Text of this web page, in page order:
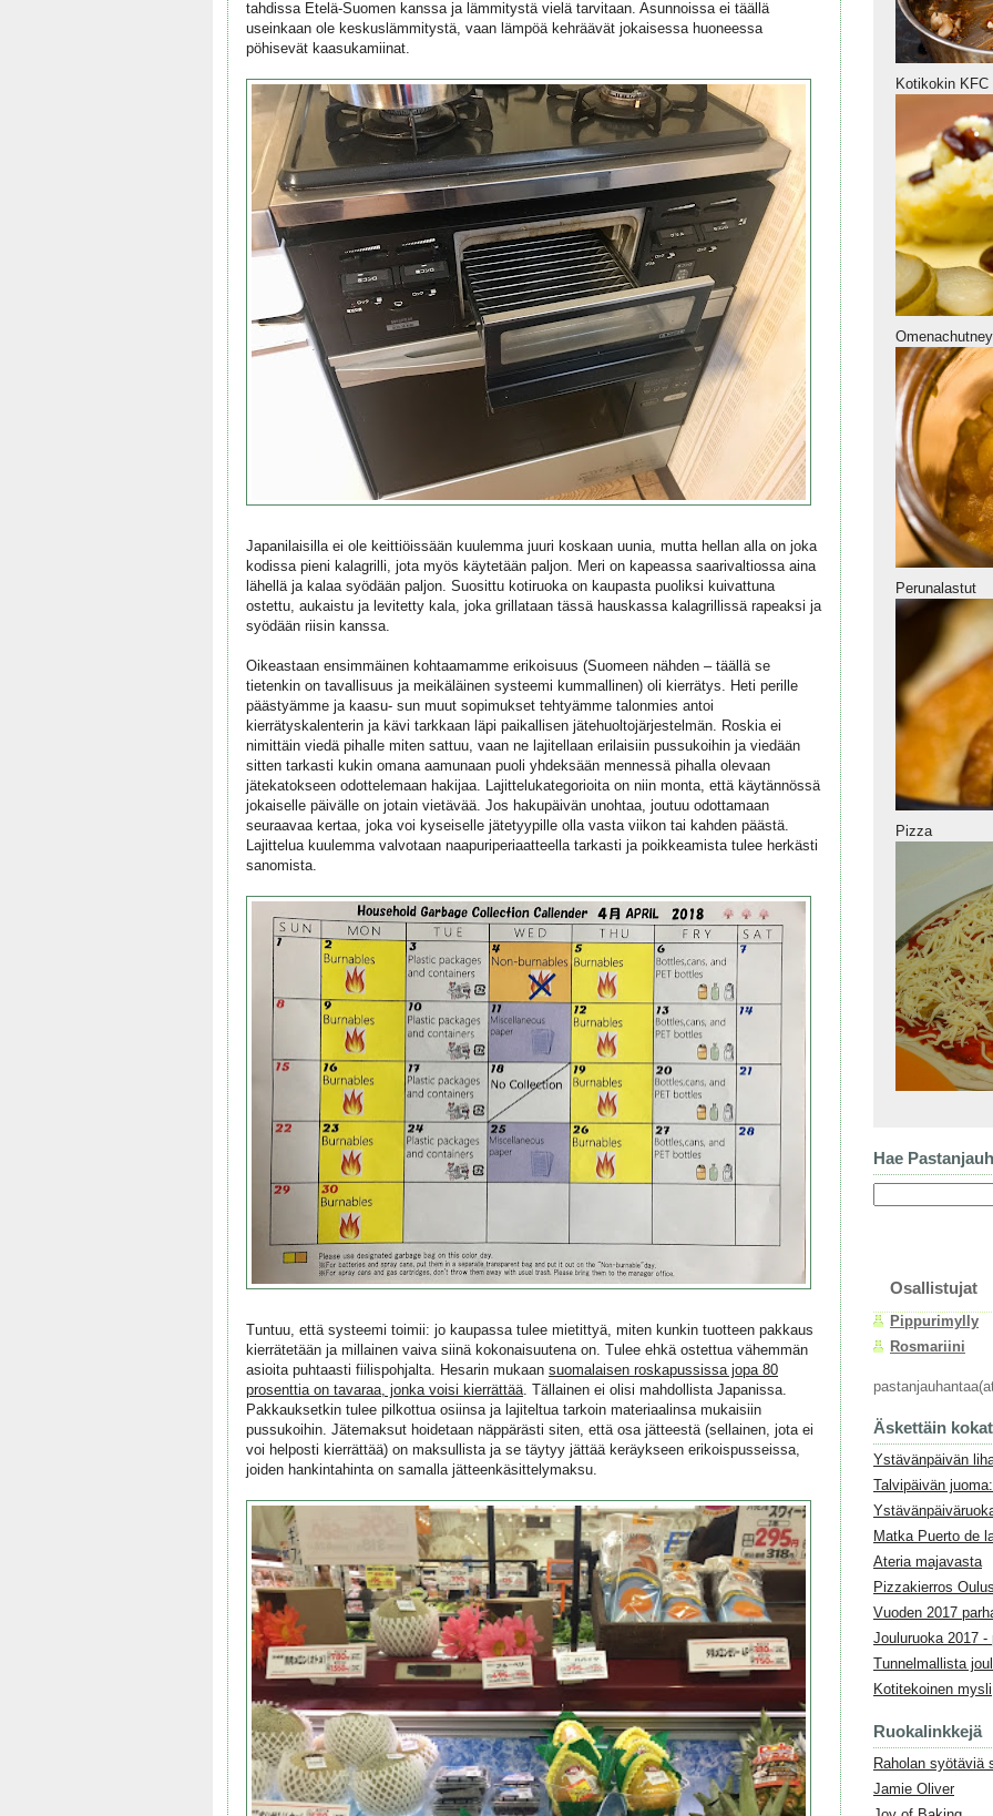
tahdissa Etelä-Suomen kanssa ja lämmitystä vielä tarvitaan. Asunnoissa ei täällä
useinkaan ole keskuslämmitystä, vaan lämpöä kehräävät jokaisessa huoneessa
pöhisevät kaasukamiinat.
Japanilaisilla ei ole keittiöissään kuulemma juuri koskaan uunia, mutta hellan alla on joka
kodissa pieni kalagrilli, jota myös käytetään paljon. Meri on kapeassa saarivaltiossa aina
lähellä ja kalaa syödään paljon. Suosittu kotiruoka on kaupasta puoliksi kuivattuna
ostettu, aukaistu ja levitetty kala, joka grillataan tässä hauskassa kalagrillissä rapeaksi ja
syödään riisin kanssa.
Oikeastaan ensimmäinen kohtaamamme erikoisuus (Suomeen nähden – täällä se
tietenkin on tavallisuus ja meikäläinen systeemi kummallinen) oli kierrätys. Heti perille
päästyämme ja kaasu- sun muut sopimukset tehtyämme talonmies antoi
kierrätyskalenterin ja kävi tarkkaan läpi paikallisen jätehuoltojärjestelmän. Roskia ei
nimittäin viedä pihalle miten sattuu, vaan ne lajitellaan erilaisiin pussukoihin ja viedään
sitten tarkasti kukin omana aamunaan puoli yhdeksään mennessä pihalla olevaan
jätekatokseen odottelemaan hakijaa. Lajittelukategorioita on niin monta, että käytännössä
jokaiselle päivälle on jotain vietävää. Jos hakupäivän unohtaa, joutuu odottamaan
seuraavaa kertaa, joka voi kyseiselle jätetyypille olla vasta viikon tai kahden päästä.
Lajittelua kuulemma valvotaan naapuriperiaatteella tarkasti ja poikkeamista tulee herkästi
sanomista.
Tuntuu, että systeemi toimii: jo kaupassa tulee mietittyä, miten kunkin tuotteen pakkaus
kierrätetään ja millainen vaiva siinä kokonaisuutena on. Tulee ehkä ostettua vähemmän
asioita puhtaasti fiilispohjalta. Hesarin mukaan suomalaisen roskapussissa jopa 80
prosenttia on tavaraa, jonka voisi kierrättää. Tällainen ei olisi mahdollista Japanissa.
Pakkauksetkin tulee pilkottua osiinsa ja lajiteltua tarkoin materiaalinsa mukaisiin
pussukoihin. Jätemaksut hoidetaan näppärästi siten, että osa jätteestä (sellainen, jota ei
voi helposti kierrättää) on maksullista ja se täytyy jättää keräykseen erikoispusseissa,
joiden hankintahinta on samalla jätteenkäsittelymaksu.
Kotikokin KFC
Omenachutney
Perunalastut
Pizza
Hae
Osallistujat
Pippurimylly
Rosmariini
Äskettäin
Ystävänpäivän
Talvipäivän
Matka Puerto de
Ateria majavasta
Pizzakierros
Vuoden 2017
Jouluruoka 2017
Tunnelmallista
Kotitekoinen
Ruokalinkkejä
Raholan syötäviä
Jamie Oliver